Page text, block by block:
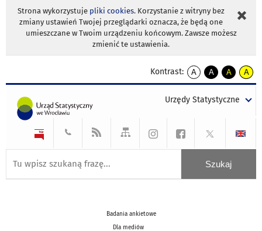
Strona wykorzystuje pliki cookies. Korzystanie z witryny bez
zmiany ustawień Twojej przeglądarki oznacza, że będą one
umieszczane w Twoim urządzeniu końcowym. Zawsze możesz
zmienić te ustawienia.
Kontrast:
A
kontrast
A
kontrast
tekst
czarnym
A
kontrast
tekst
czarnym
A
tekst
żółtym
Urzędy Statystyczne
Badania ankietowe
Dla mediów